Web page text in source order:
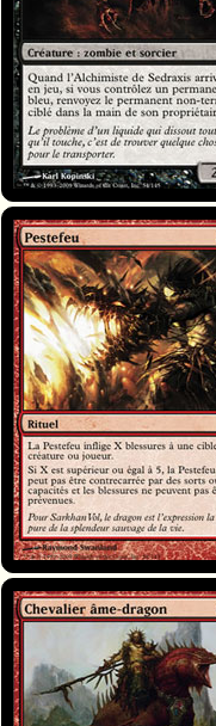
Pestefeu
Chevalier âme-dragon